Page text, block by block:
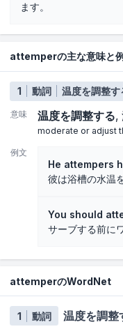
ます。
attemperの主な意味と
1 動詞 温度を調整す
意味 温度を調整する
moderate or adjust
例文
He attempers
彼は浴槽の水温
You should
サーブする前に
attemperのWordNet
1 動詞 温度を調整